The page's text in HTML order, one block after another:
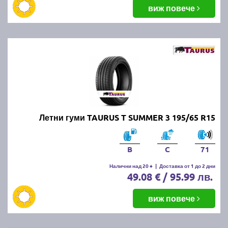
балансировка и реглаж на предния и задния мост.
Неравномерното износване може да е знак за
гуми.
Как да се грижим за летните
Проверявайте редовно налягането, дълбочината
на протектора и състоянието на гумите. Избягвайте
рязко спиране и агресивно шофиране, тъй като
това води до по-бързо износване. Почиствайте
гумите от кал и камъчета и ги проверявайте за
Как се съхраняват зимните и
летни гуми?
виж повече
Летни гуми TAURUS T SUMMER 3 195/65 R15
B C 71
Налични над 20 + | Доставка от 1 до 2 дни
49.08 € / 95.99 лв.
виж повече